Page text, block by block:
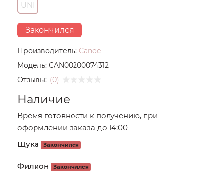
Производитель: Canoe
Модель: CAN00200074312
Отзывы: (0)
UNI
Закончился
Наличие
Время готовности к получению, при
оформлении заказа до 14:00
Щука
Закончился
Филион Закончился